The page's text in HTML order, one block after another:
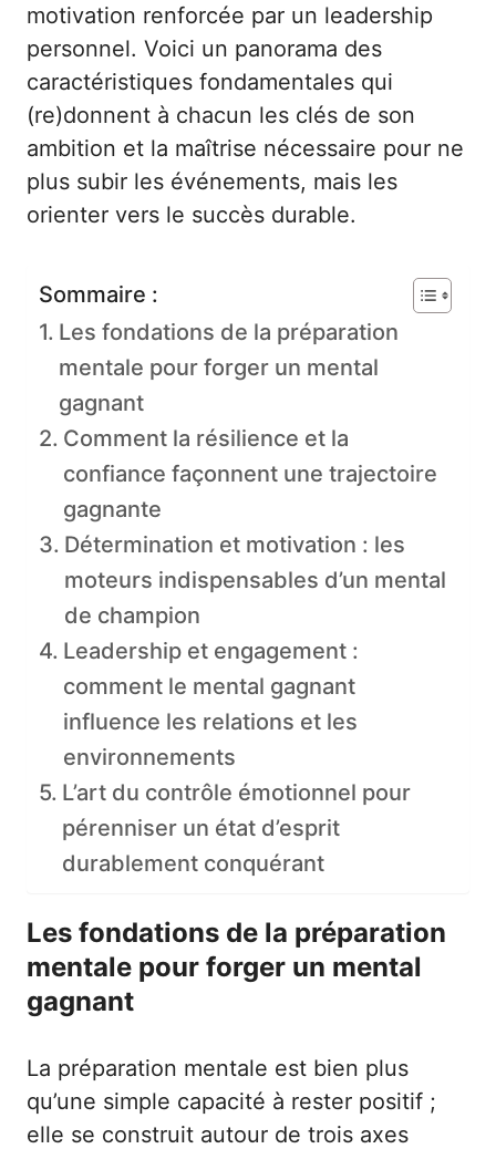
motivation renforcée par un leadership
personnel. Voici un panorama des
caractéristiques fondamentales qui
(re)donnent à chacun les clés de son
ambition et la maîtrise nécessaire pour ne
plus subir les événements, mais les
orienter vers le succès durable.
Sommaire :
Les fondations de la préparation
mentale pour forger un mental
gagnant
Comment la résilience et la
confiance façonnent une trajectoire
gagnante
Détermination et motivation : les
moteurs indispensables d’un mental
de champion
Leadership et engagement :
comment le mental gagnant
influence les relations et les
environnements
L’art du contrôle émotionnel pour
pérenniser un état d’esprit
durablement conquérant
Les fondations de la préparation
mentale pour forger un mental
gagnant
La préparation mentale est bien plus
qu’une simple capacité à rester positif ;
elle se construit autour de trois axes